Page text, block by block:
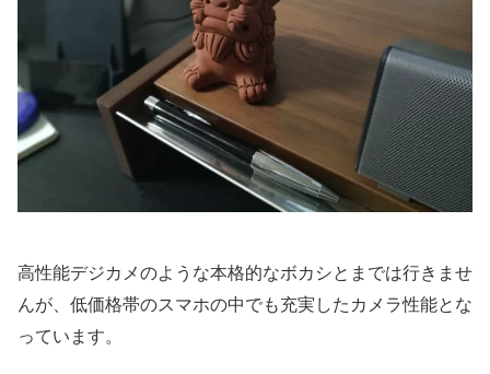
高性能デジカメのような本格的なボカシとまでは行きませ
んが、低価格帯のスマホの中でも充実したカメラ性能とな
っています。